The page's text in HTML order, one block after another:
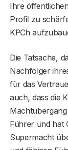
Ihre
Profil zu
KPCh
Die Tatsache,
Nachfolger
für das
auch, dass die
Führer und hat
Supermacht